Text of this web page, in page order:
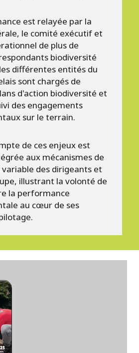
est relayée par la
le comité exécutif et
de plus de
biodiversité
différentes entités du
sont chargés de
d'action biodiversité et
des engagements
sur le terrain.
de ces enjeux est
aux mécanismes de
des dirigeants et
illustrant la volonté de
la performance
au cœur de ses